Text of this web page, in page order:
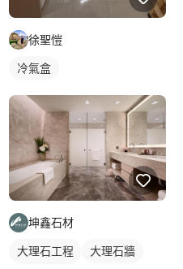
徐聖愷
冷氣盒
坤鑫石材
大理石工程
大理石牆